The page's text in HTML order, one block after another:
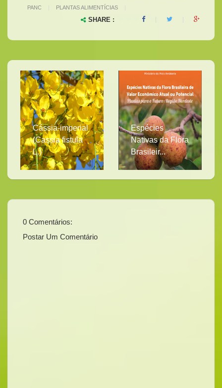
PANC
PLANTAS ALIMENTÍCIAS
SHARE :
Cássia-imperial
(Cassia fistula
L.)
Espécies
Nativas da Flora
Brasileir...
0 Comentários:
Postar Um Comentário